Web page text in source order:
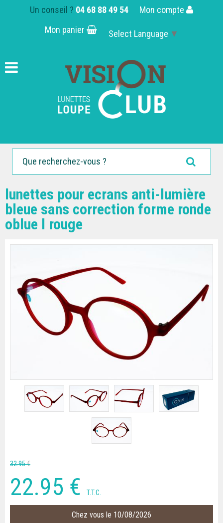
Un conseil ? 04 68 88 49 54
Mon compte
Mon panier
Select Language ▼
lunettes pour ecrans anti-lumière
bleue sans correction forme ronde
oblue l rouge
32.95€
22.95 € T.T.C.
Chez vous le 10/08/2026